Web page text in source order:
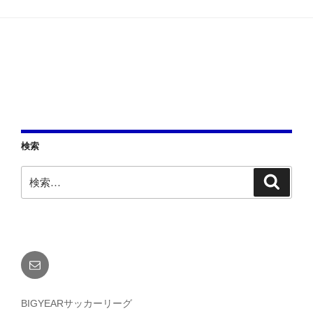
検索
索:
メ
ー
BIGYEARサッカーリーグ